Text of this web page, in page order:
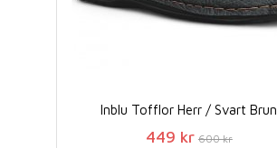
Inblu Tofflor Herr / Svart Brun
449 kr 600 kr